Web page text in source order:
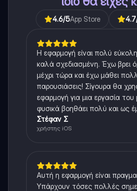
4.6/5App Store 4.7
Η εφαρμογή είναι πολύ
καλά σχεδιασμένη. Έχω βρει
μέχρι τώρα και έχω μάθει
παρουσιάσεις! Σίγουρα θα
εφαρμογή για μια εργασία
φυσικά βοηθάει πολύ και ως
Στέφαν Σ
χρήστης iOS
Αυτή η εφαρμογή είναι
Υπάρχουν τόσες πολλές